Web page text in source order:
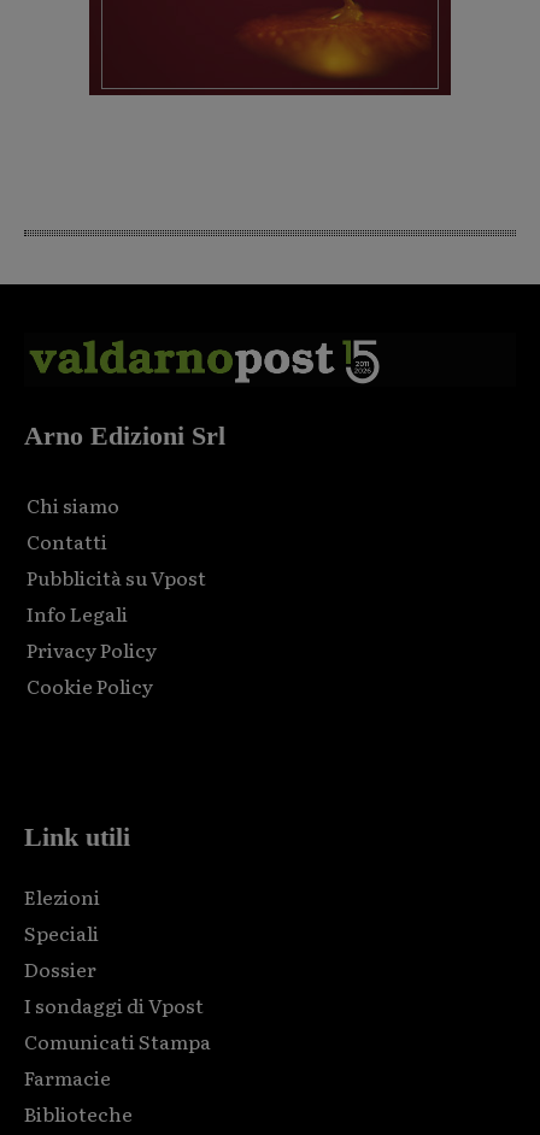
Arno Edizioni Srl
Chi siamo
Contatti
Pubblicità su Vpost
Info Legali
Privacy Policy
Cookie Policy
Link utili
Elezioni
Speciali
Dossier
I sondaggi di Vpost
Comunicati Stampa
Farmacie
Biblioteche